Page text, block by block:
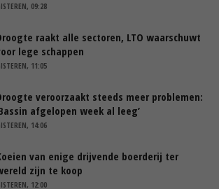
09:28
raakt alle sectoren, LTO waarschuwt
lege schappen
11:05
veroorzaakt steeds meer problemen:
afgelopen week al leeg’
14:06
van enige drijvende boerderij ter
zijn te koop
12:00